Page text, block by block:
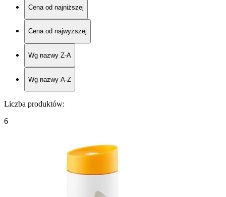
Cena od najniższej
Cena od najwyższej
Wg nazwy Z-A
Wg nazwy A-Z
Liczba produktów:
6